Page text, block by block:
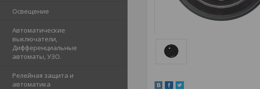
Освещение
Автоматические
выключатели,
Дифференциальные
автоматы, УЗО.
Релейная защита и
автоматика